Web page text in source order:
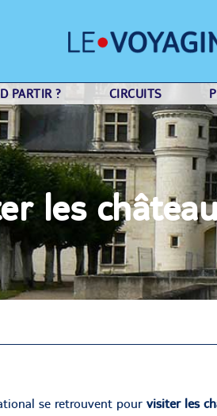
PARTIR ? CIRCUITS
les
se retrouvent pour visiter les